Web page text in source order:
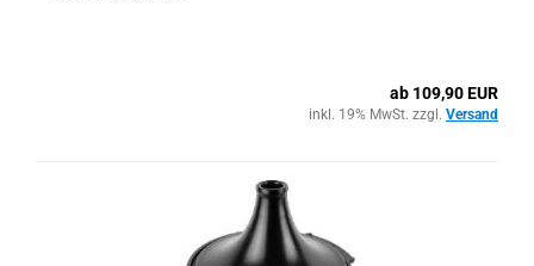
ab 109,90 EUR
inkl. 19% MwSt. zzgl. Versand